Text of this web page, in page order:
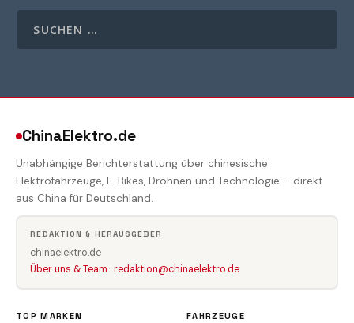
ChinaElektro.de
Unabhängige Berichterstattung über chinesische
Elektrofahrzeuge, E-Bikes, Drohnen und Technologie – direkt
aus China für Deutschland.
REDAKTION & HERAUSGEBER
chinaelektro.de
Über uns & Team ·redaktion@chinaelektro.de
TOP MARKEN FAHRZEUGE